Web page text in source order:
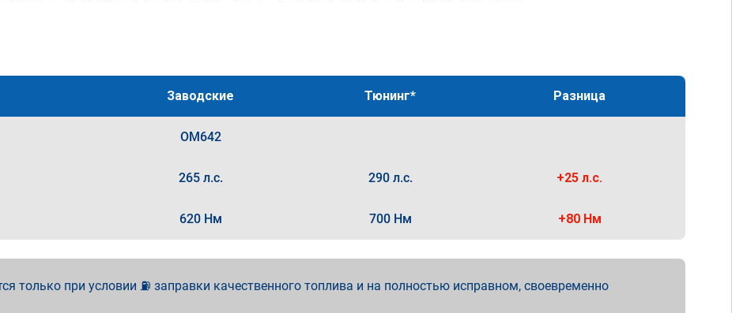
Заводские Тюнинг* Разница
OM642
265 л.с. 290 л.с. +25 л.с.
620 Нм 700 Нм +80 Нм
только при условии ⛽ заправки качественного топлива и на полностью исправном, своевременно